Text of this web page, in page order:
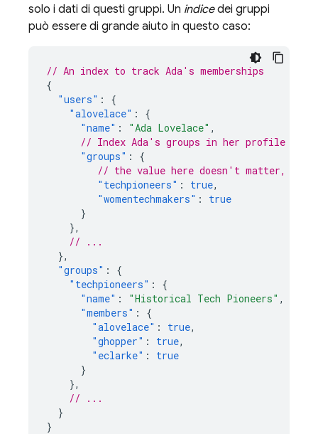
solo i dati di questi gruppi. Un indicedei gruppi
può essere di grande aiuto in questo caso:
// An index to track Ada's memberships
{
"users" :
{
"alovelace" :
{
"name" : "Ada Lovelace" ,
// Index Ada's groups in her profile
"groups" :
{
// the value here doesn't matter,
"techpioneers" : true,
"womentechmakers" :
true
}
},
// ...
},
"groups" :
{
"techpioneers" :
{
"name" : "Historical Tech Pioneers" ,
"members" :
{
"alovelace" : true,
"ghopper" : true,
"eclarke" :
true
}
},
// ...
}
}